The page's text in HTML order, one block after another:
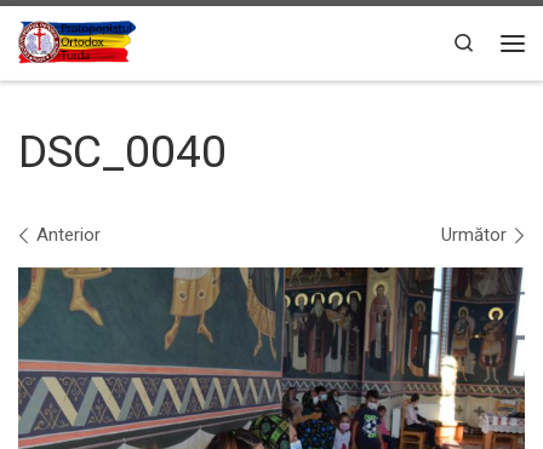
Sari la conținut
Search
DSC_0040
Navigare în imagini
Anterior Următor